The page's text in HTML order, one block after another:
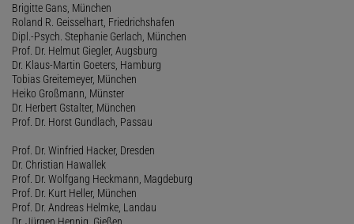
Brigitte Gans, München
Roland R. Geisselhart, Friedrichshafen
Dipl.-Psych. Stephanie Gerlach, München
Prof. Dr. Helmut Giegler, Augsburg
Dr. Klaus-Martin Goeters, Hamburg
Tobias Greitemeyer, München
Heiko Großmann, Münster
Dr. Herbert Gstalter, München
Prof. Dr. Horst Gundlach, Passau
Prof. Dr. Winfried Hacker, Dresden
Dr. Christian Hawallek
Prof. Dr. Wolfgang Heckmann, Magdeburg
Prof. Dr. Kurt Heller, München
Prof. Dr. Andreas Helmke, Landau
Dr. Jürgen Hennig, Gießen